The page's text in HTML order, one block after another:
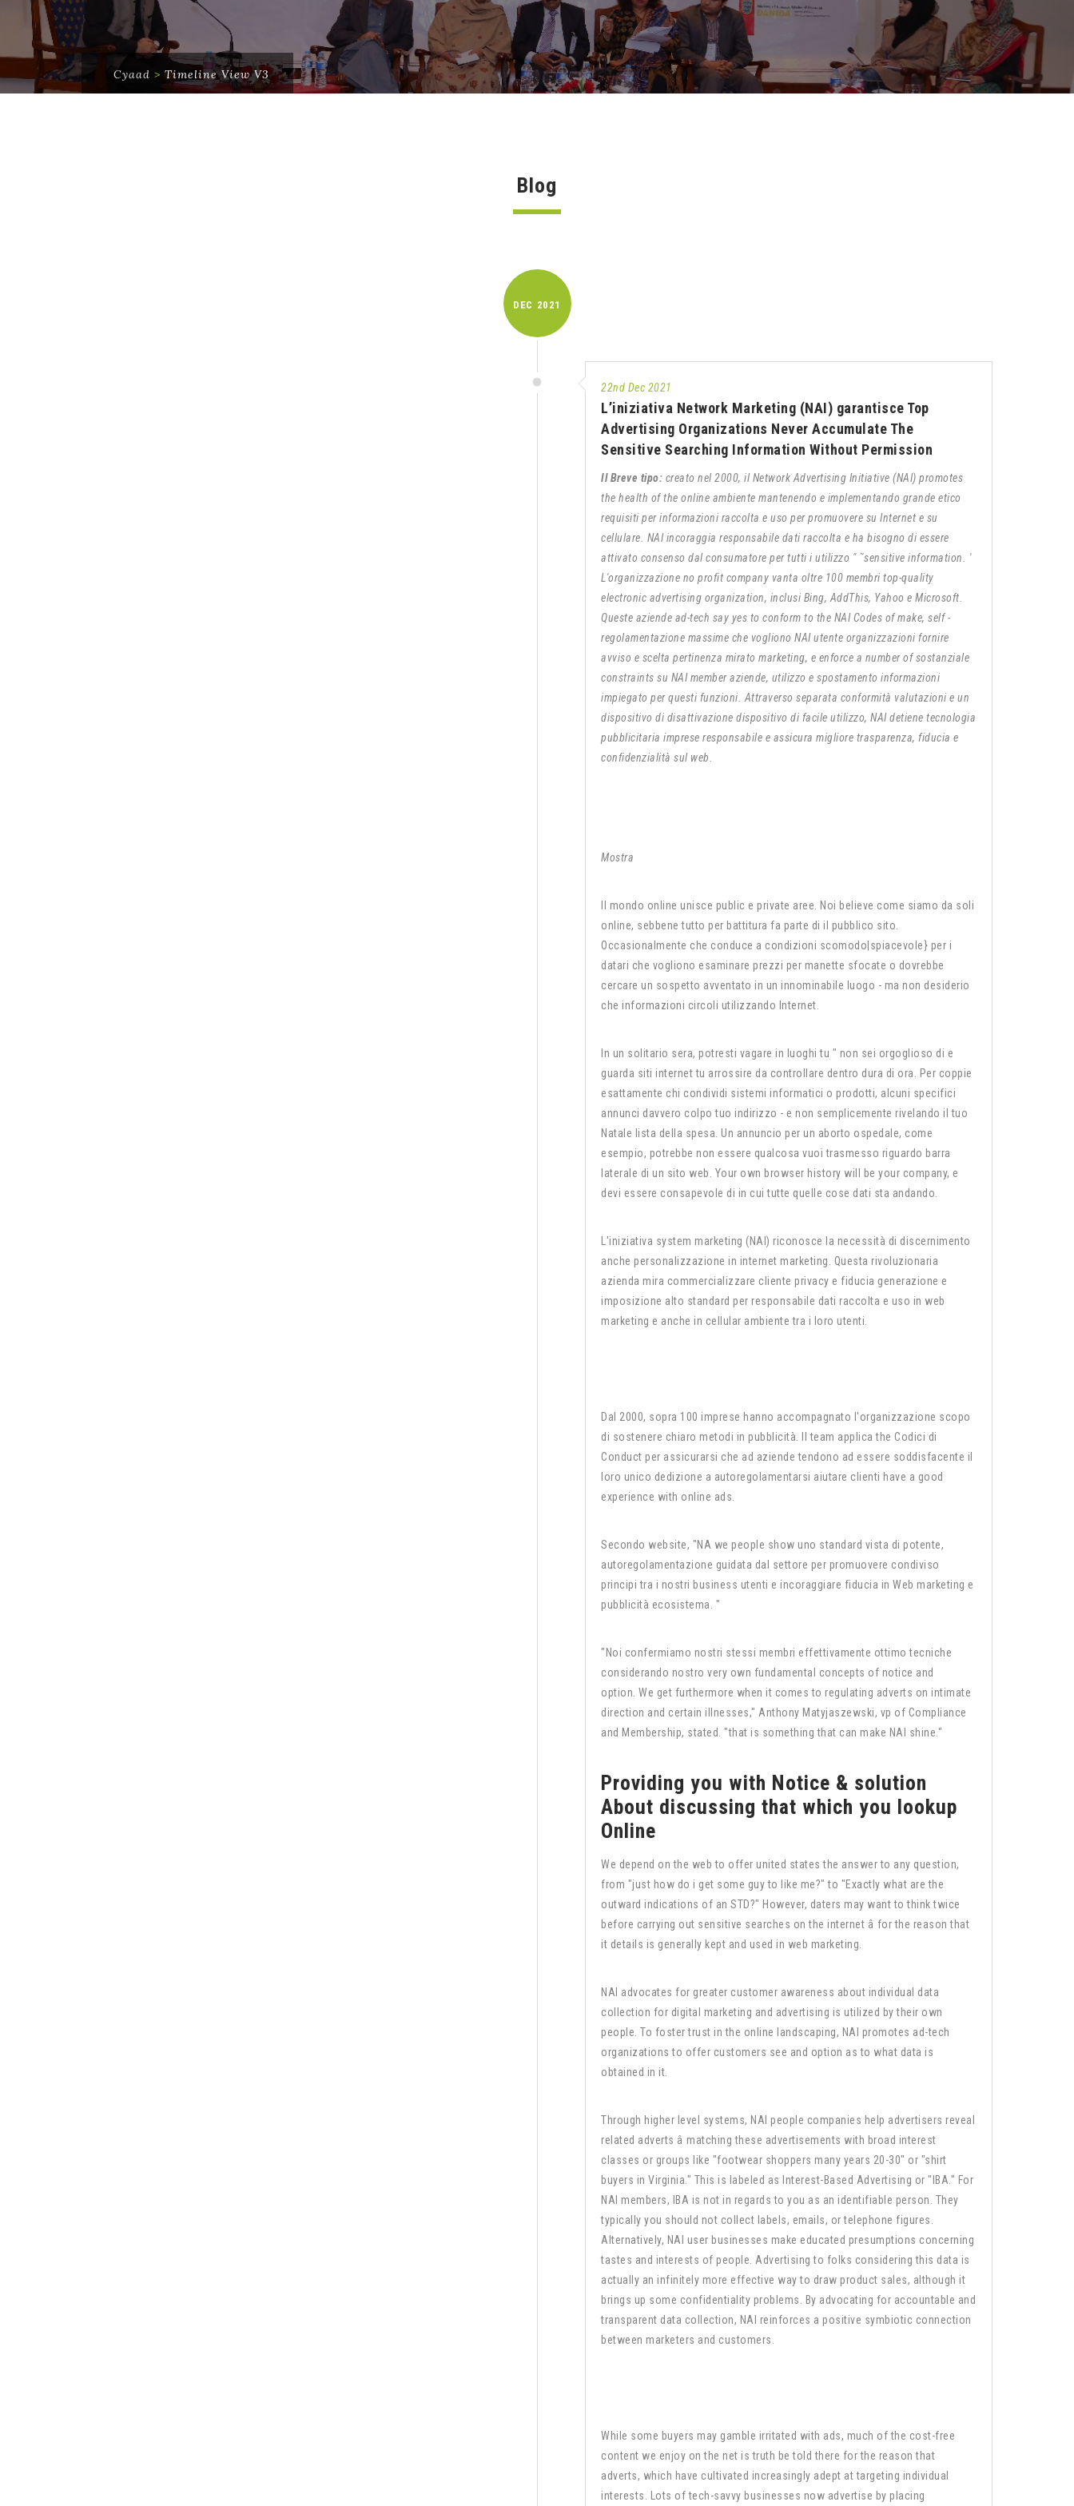
Cyaad > Timeline View V3
Blog
DEC 2021
22nd Dec 2021
L’iniziativa Network Marketing (NAI) garantisce Top
Advertising Organizations Never Accumulate The
Sensitive Searching Information Without Permission
Il Breve tipo: creato nel 2000, il Network Advertising Initiative (NAI) promotes
the health of the online ambiente mantenendo e implementando grande etico
requisiti per informazioni raccolta e uso per promuovere su Internet e su
cellulare. NAI incoraggia responsabile dati raccolta e ha bisogno di essere
attivato consenso dal consumatore per tutti i utilizzo " ˜sensitive information. '
L'organizzazione no profit company vanta oltre 100 membri top-quality
electronic advertising organization, inclusi Bing, AddThis, Yahoo e Microsoft.
Queste aziende ad-tech say yes to conform to the NAI Codes of make, self -
regolamentazione massime che vogliono NAI utente organizzazioni fornire
avviso e scelta pertinenza mirato marketing, e enforce a number of sostanziale
constraints su NAI member aziende, utilizzo e spostamento informazioni
impiegato per questi funzioni. Attraverso separata conformità valutazioni e un
dispositivo di disattivazione dispositivo di facile utilizzo, NAI detiene tecnologia
pubblicitaria imprese responsabile e assicura migliore trasparenza, fiducia e
confidenzialità sul web.
Mostra
Il mondo online unisce public e private aree. Noi believe come siamo da soli
online, sebbene tutto per battitura fa parte di il pubblico sito.
Occasionalmente che conduce a condizioni scomodo|spiacevole} per i
datari che vogliono esaminare prezzi per manette sfocate o dovrebbe
cercare un sospetto avventato in un innominabile luogo - ma non desiderio
che informazioni circoli utilizzando Internet.
In un solitario sera, potresti vagare in luoghi tu " non sei orgoglioso di e
guarda siti internet tu arrossire da controllare dentro dura di ora. Per coppie
esattamente chi condividi sistemi informatici o prodotti, alcuni specifici
annunci davvero colpo tuo indirizzo - e non semplicemente rivelando il tuo
Natale lista della spesa. Un annuncio per un aborto ospedale, come
esempio, potrebbe non essere qualcosa vuoi trasmesso riguardo barra
laterale di un sito web. Your own browser history will be your company, e
devi essere consapevole di in cui tutte quelle cose dati sta andando.
L'iniziativa system marketing (NAI) riconosce la necessità di discernimento
anche personalizzazione in internet marketing. Questa rivoluzionaria
azienda mira commercializzare cliente privacy e fiducia generazione e
imposizione alto standard per responsabile dati raccolta e uso in web
marketing e anche in cellular ambiente tra i loro utenti.
Dal 2000, sopra 100 imprese hanno accompagnato l'organizzazione scopo
di sostenere chiaro metodi in pubblicità. Il team applica the Codici di
Conduct per assicurarsi che ad aziende tendono ad essere soddisfacente il
loro unico dedizione a autoregolamentarsi aiutare clienti have a good
experience with online ads.
Secondo website, "NA we people show uno standard vista di potente,
autoregolamentazione guidata dal settore per promuovere condiviso
principi tra i nostri business utenti e incoraggiare fiducia in Web marketing e
pubblicità ecosistema. "
"Noi confermiamo nostri stessi membri effettivamente ottimo tecniche
considerando nostro very own fundamental concepts of notice and
option. We get furthermore when it comes to regulating adverts on intimate
direction and certain illnesses," Anthony Matyjaszewski, vp of Compliance
and Membership, stated. "that is something that can make NAI shine."
Providing you with Notice & solution
About discussing that which you lookup
Online
We depend on the web to offer united states the answer to any question,
from "just how do i get some guy to like me?" to "Exactly what are the
outward indications of an STD?" However, daters may want to think twice
before carrying out sensitive searches on the internet â for the reason that
it details is generally kept and used in web marketing.
NAI advocates for greater customer awareness about individual data
collection for digital marketing and advertising is utilized by their own
people. To foster trust in the online landscaping, NAI promotes ad-tech
organizations to offer customers see and option as to what data is
obtained in it.
Through higher level systems, NAI people companies help advertisers reveal
related adverts â matching these advertisements with broad interest
classes or groups like "footwear shoppers many years 20-30" or "shirt
buyers in Virginia." This is labeled as Interest-Based Advertising or "IBA." For
NAI members, IBA is not in regards to you as an identifiable person. They
typically you should not collect labels, emails, or telephone figures.
Alternatively, NAI user businesses make educated presumptions concerning
tastes and interests of people. Advertising to folks considering this data is
actually an infinitely more effective way to draw product sales, although it
brings up some confidentiality problems. By advocating for accountable and
transparent data collection, NAI reinforces a positive symbiotic connection
between marketers and customers.
While some buyers may gamble irritated with ads, much of the cost-free
content we enjoy on the net is truth be told there for the reason that
adverts, which have cultivated increasingly adept at targeting individual
interests. Lots of tech-savvy businesses now advertise by placing